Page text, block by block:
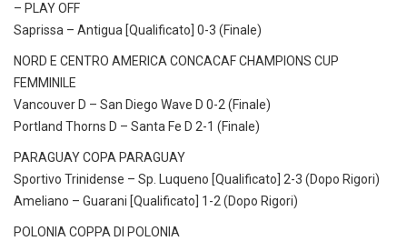
– PLAY OFF
Saprissa – Antigua [Qualificato] 0-3 (Finale)
NORD E CENTRO AMERICA CONCACAF CHAMPIONS CUP
FEMMINILE
Vancouver D – San Diego Wave D 0-2 (Finale)
Portland Thorns D – Santa Fe D 2-1 (Finale)
PARAGUAY COPA PARAGUAY
Sportivo Trinidense – Sp. Luqueno [Qualificato] 2-3 (Dopo Rigori)
Ameliano – Guarani [Qualificato] 1-2 (Dopo Rigori)
POLONIA COPPA DI POLONIA